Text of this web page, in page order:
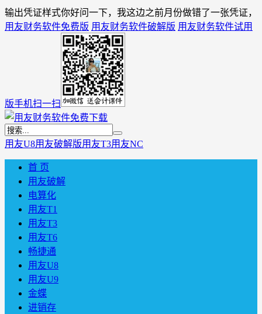
输出凭证样式你好问一下，我这边之前月份做错了一张凭证，
用友财务软件免费版 用友财务软件破解版 用友财务软件试用
版手机扫一扫
用友U8用友破解版用友T3用友NC
首 页
用友破解
电算化
用友T1
用友T3
用友T6
畅捷通
用友U8
用友U9
金蝶
进销存